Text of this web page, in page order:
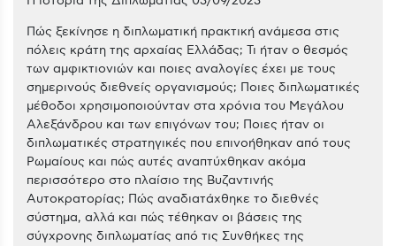
Πώς ξεκίνησε η διπλωματική πρακτική ανάμεσα στις
πόλεις κράτη της αρχαίας Ελλάδας; Τι ήταν ο θεσμός
των αμφικτιονιών και ποιες αναλογίες έχει με τους
σημερινούς διεθνείς οργανισμούς; Ποιες διπλωματικές
μέθοδοι χρησιμοποιούνταν στα χρόνια του Μεγάλου
Αλεξάνδρου και των επιγόνων του; Ποιες ήταν οι
διπλωματικές στρατηγικές που επινοήθηκαν από τους
Ρωμαίους και πώς αυτές αναπτύχθηκαν ακόμα
περισσότερο στο πλαίσιο της Βυζαντινής
Αυτοκρατορίας; Πώς αναδιατάχθηκε το διεθνές
σύστημα, αλλά και πώς τέθηκαν οι βάσεις της
σύγχρονης διπλωματίας από τις Συνθήκες της